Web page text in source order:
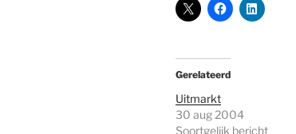
Gerelateerd
Uitmarkt
30 aug 2004
Soortgelijk bericht